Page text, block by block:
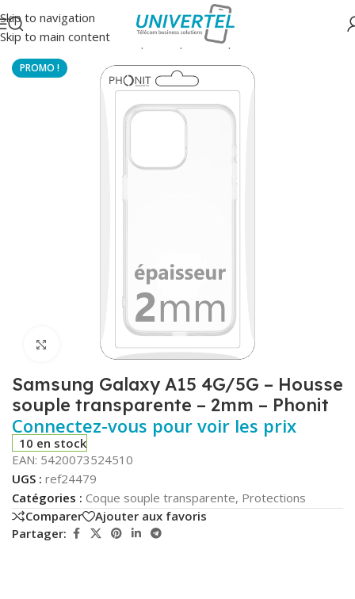
Skip to navigation
Skip to main content
Accueil/Protections Coque souple transparente
Click to enlarge
Samsung Galaxy A15 4G/5G – Housse
souple transparente – 2mm – Phonit
Connectez-vous pour voir les prix
10 en stock
EAN: 5420073524510
UGS : ref24479
Catégories : Coque souple transparente, Protections
Comparer
Ajouter aux favoris
Partager: